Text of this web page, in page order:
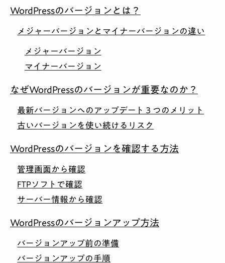
WordPressのバージョンとは？
メジャーバージョンとマイナーバージョンの違い
メジャーバージョン
マイナーバージョン
なぜWordPressのバージョンが重要なのか？
最新バージョンへのアップデート３つのメリット
古いバージョンを使い続けるリスク
WordPressのバージョンを確認する方法
管理画面から確認
FTPソフトで確認
サーバー情報から確認
WordPressのバージョンアップ方法
バージョンアップ前の準備
バージョンアップの手順